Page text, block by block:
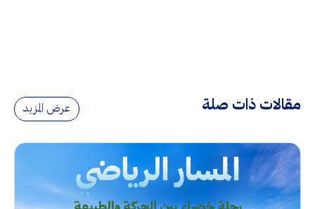
مقالات ذات صلة عرض المزيد